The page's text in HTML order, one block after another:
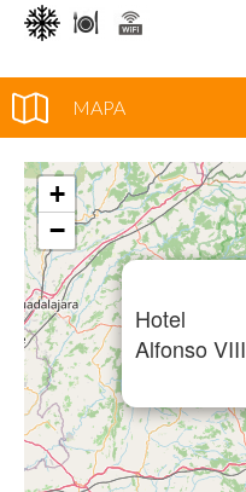
MAPA
Hotel
Alfonso VIII
+
−